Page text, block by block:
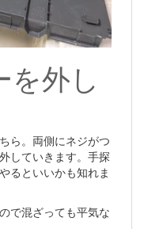
を外し
ら。両側にネジがつ
していきます。手探
るといいかも知れま
で混ざっても平気な